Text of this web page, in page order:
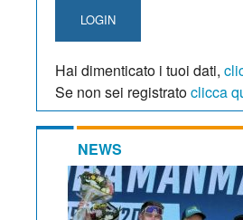
LOGIN
Hai dimenticato i tuoi dati,
Se non sei registratoclicca
NEWS